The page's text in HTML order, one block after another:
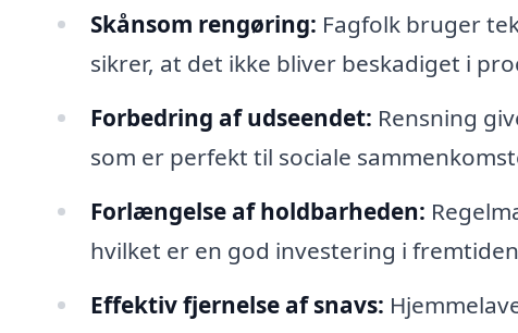
Skånsom rengøring: Fagfolk bruger
sikrer, at det ikke bliver beskadiget i
Forbedring af udseendet: Rensning
som er perfekt til sociale
Forlængelse af holdbarheden:
hvilket er en god investering i
Effektiv fjernelse af snavs: